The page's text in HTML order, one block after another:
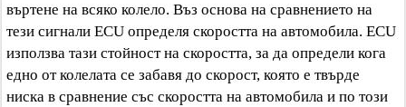
въртене на всяко колело. Въз основа на сравнението на
тези сигнали ECU определя скоростта на автомобила. ECU
използва тази стойност на скоростта, за да определи кога
едно от колелата се забавя до скорост, която е твърде
ниска в сравнение със скоростта на автомобила и по този